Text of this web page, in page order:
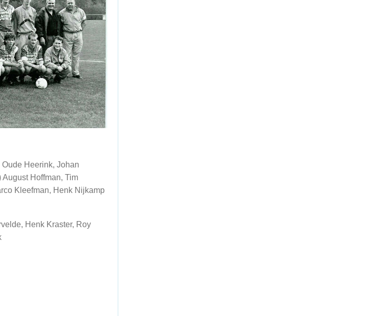
Heerink, Johan
Hoffman, Tim
Kleefman, Henk Nijkamp
Henk Kraster, Roy